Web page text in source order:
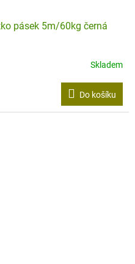
pásek 5m/60kg černá
Skladem
Do košíku